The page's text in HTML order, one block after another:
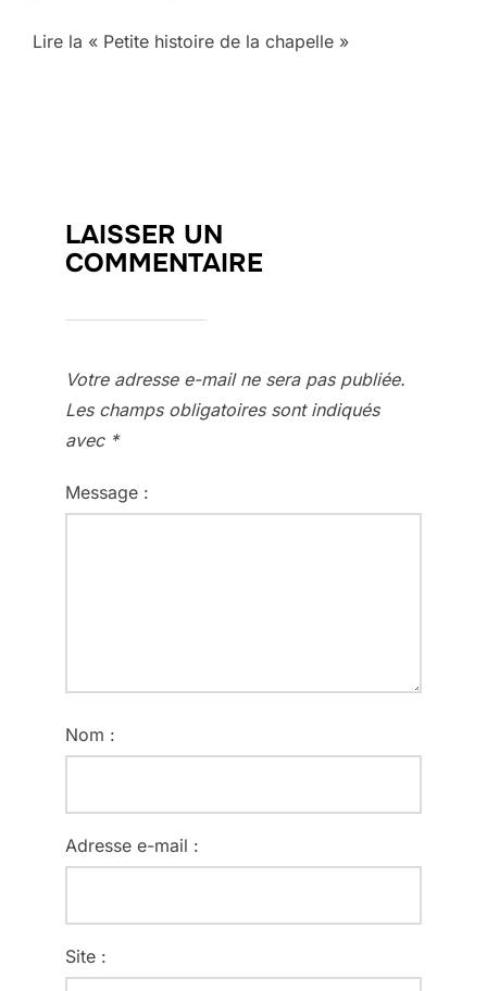
Lire la « Petite histoire de la chapelle »
LAISSER UN
COMMENTAIRE
Votre adresse e-mail ne sera pas publiée.
Les champs obligatoires sont indiqués
avec *
Message :
Nom :
Adresse e-mail :
Site :